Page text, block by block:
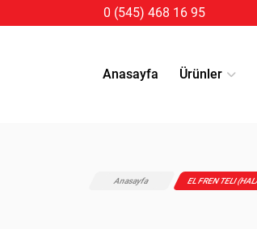
0 (545) 468 16 95
Anasayfa Ürünler
Anasayfa EL FREN TELI